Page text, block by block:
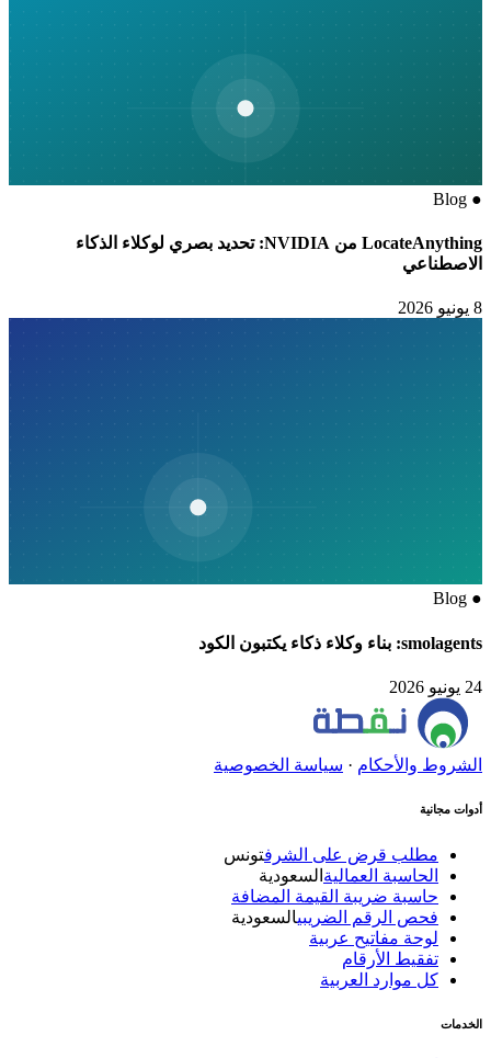
●
Blog
LocateAnything من NVIDIA: تحديد بصري لوكلاء الذكاء
الاصطناعي
●
Blog
smolagents: بناء وكلاء ذكاء يكتبون الكود
24 يونيو 2026
الشروط والأحكام· سياسة الخصوصية
أدوات مجانية
مطلب قرض على الشرف تونس
الحاسبة العماليةالسعودية
حاسبة ضريبة القيمة المضافة
فحص الرقم الضريبيالسعودية
لوحة مفاتيح عربية
تفقيط الأرقام
كل موارد العربية
الخدمات